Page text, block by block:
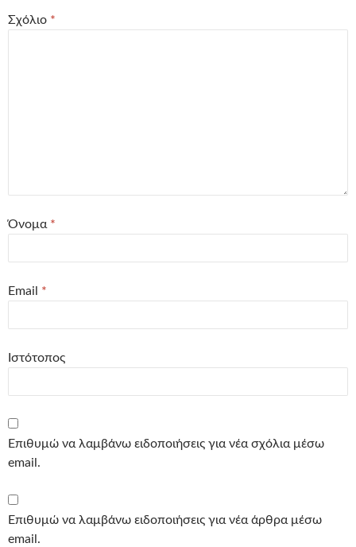
Σχόλιο *
Όνομα *
Email *
Ιστότοπος
Επιθυμώ να λαμβάνω ειδοποιήσεις για νέα σχόλια μέσω
email.
Επιθυμώ να λαμβάνω ειδοποιήσεις για νέα άρθρα μέσω
email.